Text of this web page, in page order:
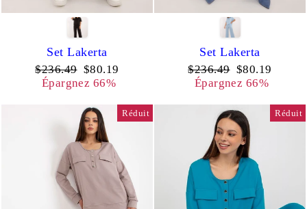
Set Lakerta
Prix
régulier
$236.49 Prix
réduit
$80.19
Épargnez 66%
Set Lakerta
Prix
régulier
$236.49 Prix
réduit
$80.19
Épargnez 66%
Réduit Réduit